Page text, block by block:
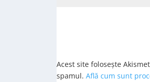
Acest site folosește
spamul. Află cum sunt